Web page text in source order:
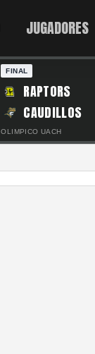
JUGADORES
FINAL
RAPTORS
CAUDILLOS
OLIMPICO UACH